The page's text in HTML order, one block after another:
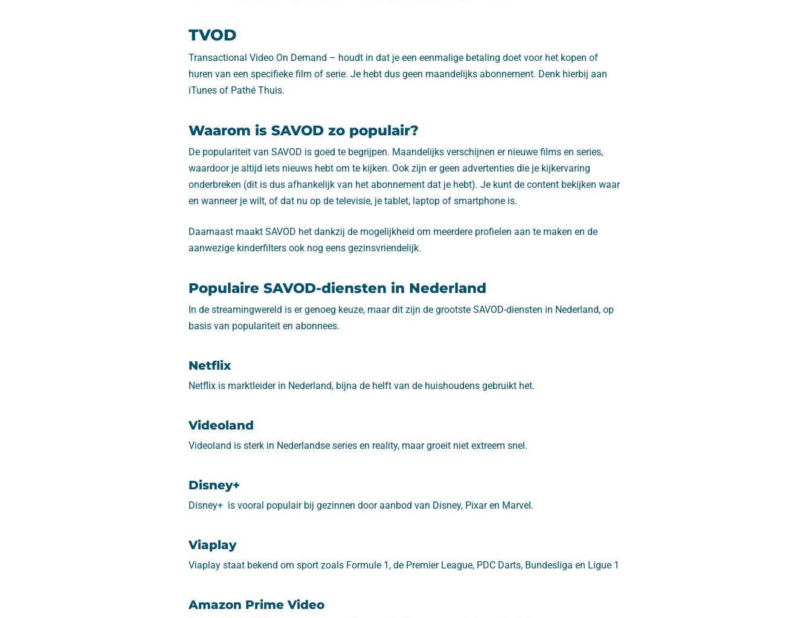
TVOD
Transactional Video On Demand – houdt in dat je een eenmalige betaling doet voor het kopen of
huren van een specifieke film of serie. Je hebt dus geen maandelijks abonnement. Denk hierbij aan
iTunes of Pathé Thuis.
Waarom is SAVOD zo populair?
De populariteit van SAVOD is goed te begrijpen. Maandelijks verschijnen er nieuwe films en series,
waardoor je altijd iets nieuws hebt om te kijken. Ook zijn er geen advertenties die je kijkervaring
onderbreken (dit is dus afhankelijk van het abonnement dat je hebt). Je kunt de content bekijken waar
en wanneer je wilt, of dat nu op de televisie, je tablet, laptop of smartphone is.
Daarnaast maakt SAVOD het dankzij de mogelijkheid om meerdere profielen aan te maken en de
aanwezige kinderfilters ook nog eens gezinsvriendelijk.
Populaire SAVOD-diensten in Nederland
In de streamingwereld is er genoeg keuze, maar dit zijn de grootste SAVOD-diensten in Nederland, op
basis van populariteit en abonnees.
Netflix
Netflix is marktleider in Nederland, bijna de helft van de huishoudens gebruikt het.
Videoland
Videoland is sterk in Nederlandse series en reality, maar groeit niet extreem snel.
Disney+
Disney+ is vooral populair bij gezinnen door aanbod van Disney, Pixar en Marvel.
Viaplay
Viaplay staat bekend om sport zoals Formule 1, de Premier League, PDC Darts, Bundesliga en Ligue 1
Amazon Prime Video